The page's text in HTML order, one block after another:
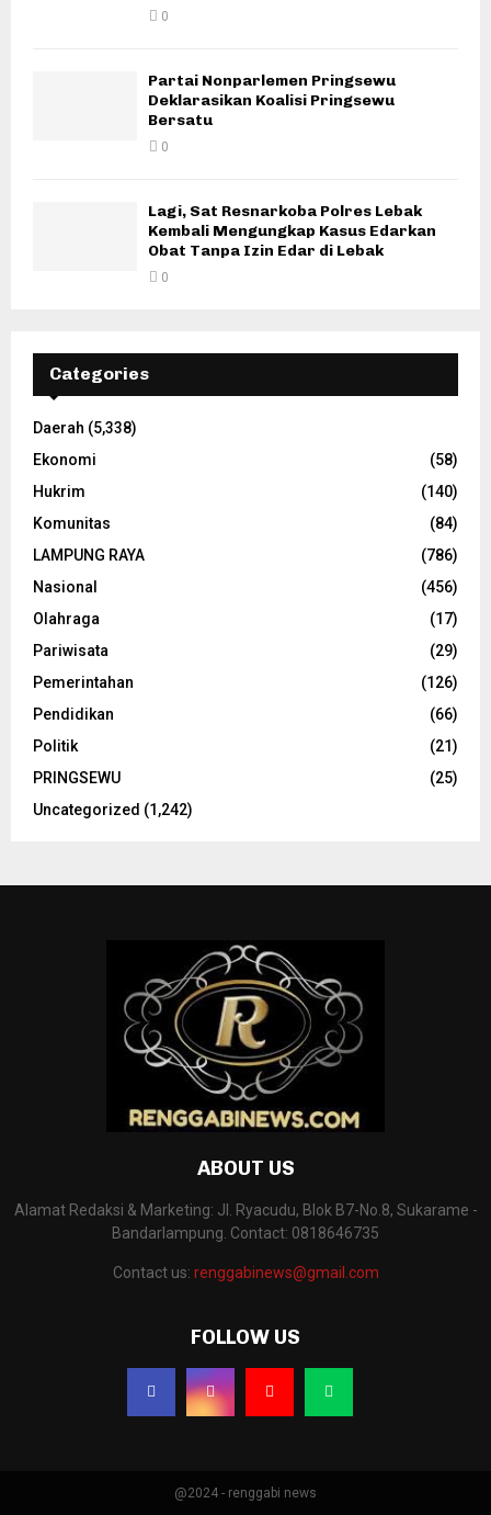
0
Partai Nonparlemen Pringsewu
Deklarasikan Koalisi Pringsewu
Bersatu
0
Lagi, Sat Resnarkoba Polres Lebak
Kembali Mengungkap Kasus Edarkan
Obat Tanpa Izin Edar di Lebak
0
Categories
Daerah (5,338)
Ekonomi
(58)
Hukrim
(140)
Komunitas
(84)
LAMPUNG RAYA
(786)
Nasional
(456)
Olahraga
(17)
Pariwisata
(29)
Pemerintahan
(126)
Pendidikan
(66)
Politik
(21)
PRINGSEWU
(25)
Uncategorized (1,242)
ABOUT US
Alamat Redaksi & Marketing: Jl. Ryacudu, Blok B7-No.8, Sukarame -
Bandarlampung. Contact: 0818646735
Contact us: renggabinews@gmail.com
FOLLOW US
@2024 - renggabi news